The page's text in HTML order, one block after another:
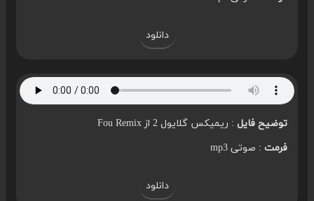
دانلود
توضیح فایل: ریمیکس گلایول 2 از Fou Remix
فرمت: صوتی mp3
دانلود